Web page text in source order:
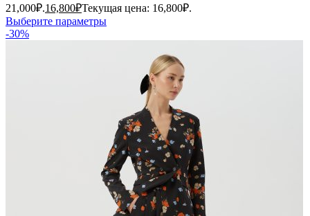
21,000₽.16,800₽Текущая цена: 16,800₽.
Выберите параметры
-30%